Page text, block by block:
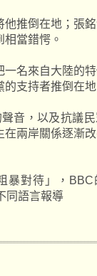
推倒在地；張
當錯愕。
名來自大陸的
支持者推倒在地
音，以及抗議
兩岸關係逐漸
暴對待」，BBC
同語言報導